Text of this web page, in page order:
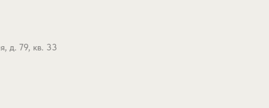
д. 79, кв. 33